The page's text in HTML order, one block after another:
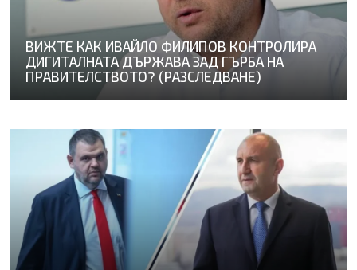
ВИЖТЕ КАК ИВАЙЛО ФИЛИПОВ КОНТРОЛИРА
ДИГИТАЛНАТА ДЪРЖАВА ЗАД ГЪРБА НА
ПРАВИТЕЛСТВОТО? (РАЗСЛЕДВАНЕ)